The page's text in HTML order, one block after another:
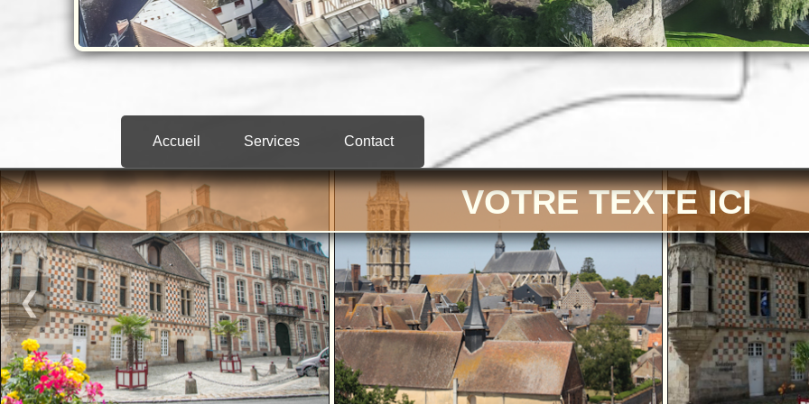
Accueil Services Contact
❮ ❯
❮
VOTRE TEXTE ICI